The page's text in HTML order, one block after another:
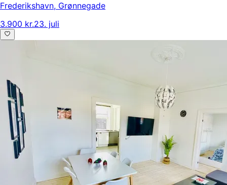
Frederikshavn, Grønnegade
3.900 kr.23. juli